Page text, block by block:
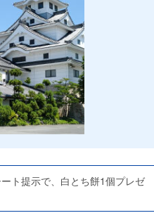
ト提示で、白とち餅1個プレゼ